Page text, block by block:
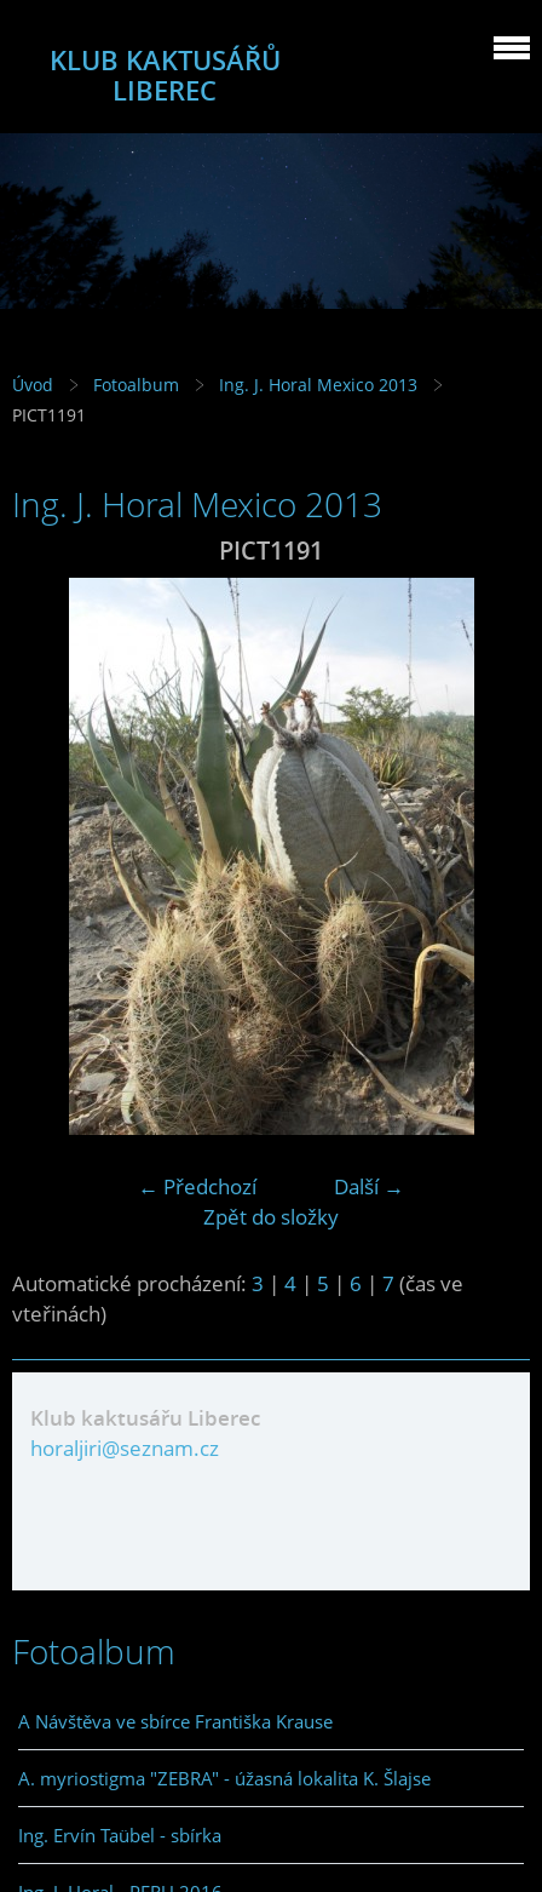
KLUB KAKTUSÁŘŮ
LIBEREC
Úvod Fotoalbum
Ing. J. Horal Mexico 2013
PICT1191
Ing. J. Horal Mexico 2013
PICT1191
← Předchozí
Další →
Zpět do složky
Automatické procházení: 3 | 4 | 5 | 6 | 7 (čas ve
vteřinách)
Klub kaktusářu Liberec
horaljiri@seznam.cz
Fotoalbum
A Návštěva ve sbírce Františka Krause
A. myriostigma "ZEBRA" - úžasná lokalita K. Šlajse
Ing. Ervín Taübel - sbírka